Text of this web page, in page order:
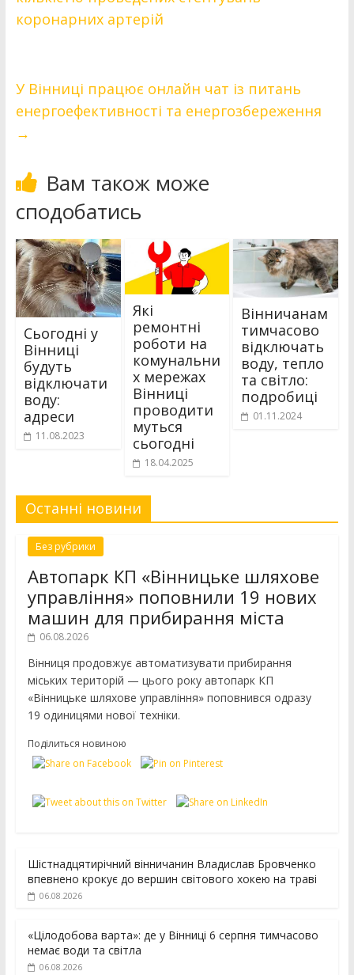
коронарних артерій
У Вінниці працює онлайн чат із питань
енергоефективності та енергозбереження
→
Вам також може
сподобатись
Сьогодні у
Вінниці
будуть
відключати
воду:
адреси
11.08.2023
Які
ремонтні
роботи на
комунальни
х мережах
Вінниці
проводити
муться
сьогодні
18.04.2025
Вінничанам
тимчасово
відключать
воду, тепло
та світло:
подробиці
01.11.2024
Останні новини
Без рубрики
Автопарк КП «Вінницьке шляхове
управління» поповнили 19 нових
машин для прибирання міста
06.08.2026
Вінниця продовжує автоматизувати прибирання
міських територій — цього року автопарк КП
«Вінницьке шляхове управління» поповнився одразу
19 одиницями нової техніки.
Поділиться новиною
Шістнадцятирічний вінничанин Владислав Бровченко
впевнено крокує до вершин світового хокею на траві
06.08.2026
«Цілодобова варта»: де у Вінниці 6 серпня тимчасово
немає води та світла
06.08.2026